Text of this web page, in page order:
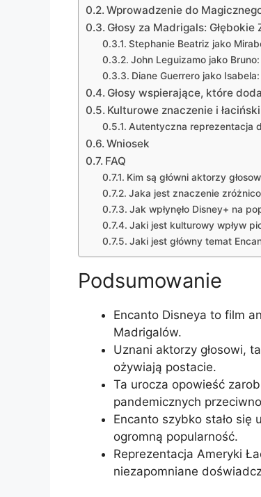
Wprowadzenie do
Głosy za Madrigals:
Stephanie Beatriz jako
John Leguizamo jako
Diane Guerrero jako
Głosy wspierające, które
Kulturowe znaczenie i
Autentyczna reprezentacja
Wniosek
FAQ
Kim są główni aktorzy
Jaka jest znaczenie
Jak wpłynęło Disney+ na
Jaki jest kulturowy wpływ
Jaki jest główny temat
Podsumowanie
Encanto Disneya to film
Madrigalów.
Uznani aktorzy głosowi,
ożywiają postacie.
Ta urocza opowieść
pandemicznych
Encanto szybko stało się
ogromną popularność.
Reprezentacja Ameryki
niezapomniane